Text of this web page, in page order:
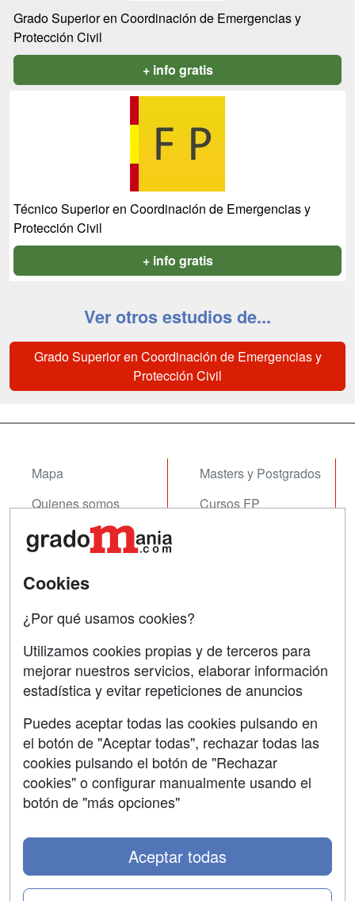
Grado Superior en Coordinación de Emergencias y
Protección Civil
+ info gratis
Técnico Superior en Coordinación de Emergencias y
Protección Civil
+ info gratis
Ver otros estudios de...
Grado Superior en Coordinación de Emergencias y
Protección Civil
Mapa
Quienes somos
Tarifas publicidad
Acceso Centros
Masters y Postgrados
Cursos FP
Contactar
Confidencialidad
Aviso legal
Copyleft
Cookies
¿Por qué usamos cookies?
Utilizamos cookies propias y de terceros para
mejorar nuestros servicios, elaborar información
estadística y evitar repeticiones de anuncios
Puedes aceptar todas las cookies pulsando en
el botón de "Aceptar todas", rechazar todas las
cookies pulsando el botón de "Rechazar
cookies" o configurar manualmente usando el
botón de "más opciones"
Aceptar todas